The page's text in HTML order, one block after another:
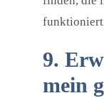
9.
mein